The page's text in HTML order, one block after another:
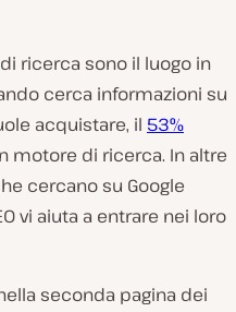
ricerca sono il luogo in
cerca informazioni su
acquistare, il 53%
motore di ricerca. In altre
cercano su Google
vi aiuta a entrare nei loro
seconda pagina dei